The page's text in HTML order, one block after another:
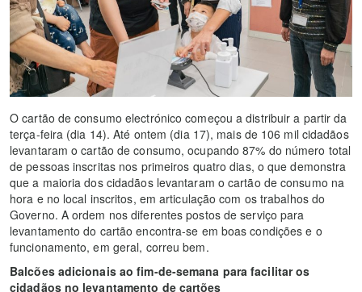
O cartão de consumo electrónico começou a distribuir a partir da
terça-feira (dia 14). Até ontem (dia 17), mais de 106 mil cidadãos
levantaram o cartão de consumo, ocupando 87% do número total
de pessoas inscritas nos primeiros quatro dias, o que demonstra
que a maioria dos cidadãos levantaram o cartão de consumo na
hora e no local inscritos, em articulação com os trabalhos do
Governo. A ordem nos diferentes postos de serviço para
levantamento do cartão encontra-se em boas condições e o
funcionamento, em geral, correu bem.
Balcões adicionais ao fim-de-semana para facilitar os
cidadãos no levantamento de cartões